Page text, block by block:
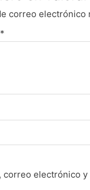
correo electrónico
*
correo electrónico